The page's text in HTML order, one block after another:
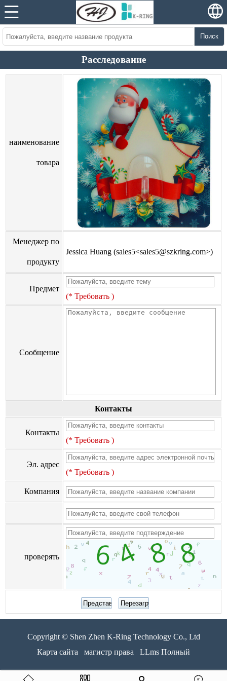
Поиск
Расследование
наименование
товара
Менеджер по
продукту
Jessica Huang (sales5<sales5@szkring.com>)
Предмет
(* Требовать )
Сообщение
Контакты
Контакты
(* Требовать )
Эл. адрес
(* Требовать )
Компания
проверять
Copyright © Shen Zhen K-Ring Technology Co., Ltd
Карта сайта
магистр права LLms Полный